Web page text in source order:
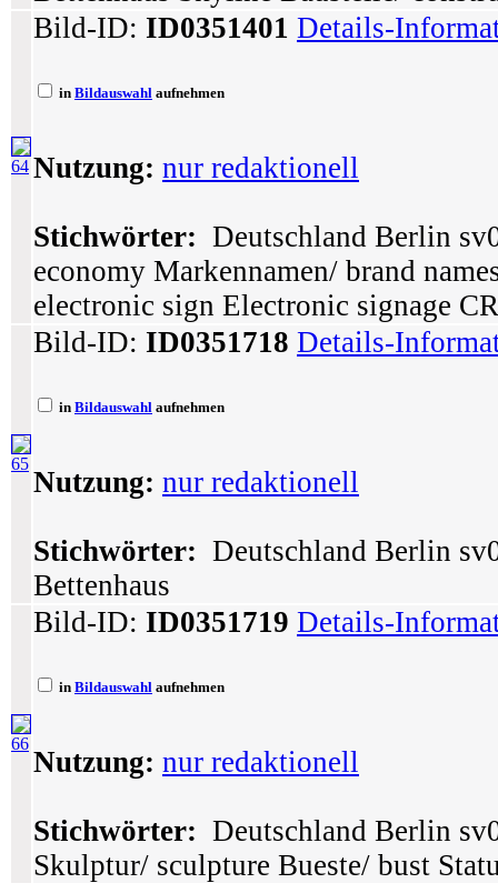
64
Bild-ID: ID0351401 Details-
in Bildauswahl aufnehmen
Nutzung: nur redaktionell
Stichwörter: Deutschland Berlin
economy Markennamen/ brand
electronic sign Electronic signage
65
Bild-ID: ID0351718 Details-
in Bildauswahl aufnehmen
Nutzung: nur redaktionell
Stichwörter: Deutschland Berlin
Bettenhaus
66
Bild-ID: ID0351719 Details-
in Bildauswahl aufnehmen
Nutzung: nur redaktionell
Stichwörter: Deutschland Berlin
Skulptur/ sculpture Bueste/ bust